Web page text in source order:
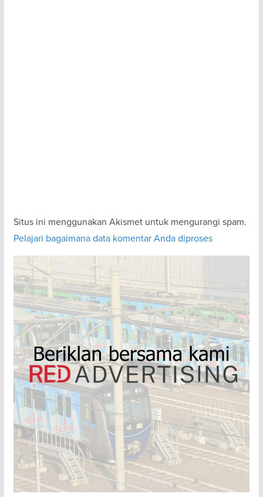
Situs ini menggunakan Akismet untuk mengurangi spam.
Pelajari bagaimana data komentar Anda diproses